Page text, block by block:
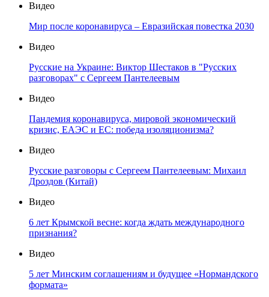
Видео
Мир после коронавируса – Евразийская повестка 2030
Видео
Русские на Украине: Виктор Шестаков в "Русских
разговорах" с Сергеем Пантелеевым
Видео
Пандемия коронавируса, мировой экономический
кризис, ЕАЭС и ЕС: победа изоляционизма?
Видео
Русские разговоры с Сергеем Пантелеевым: Михаил
Дроздов (Китай)
Видео
6 лет Крымской весне: когда ждать международного
признания?
Видео
5 лет Минским соглашениям и будущее «Нормандского
формата»